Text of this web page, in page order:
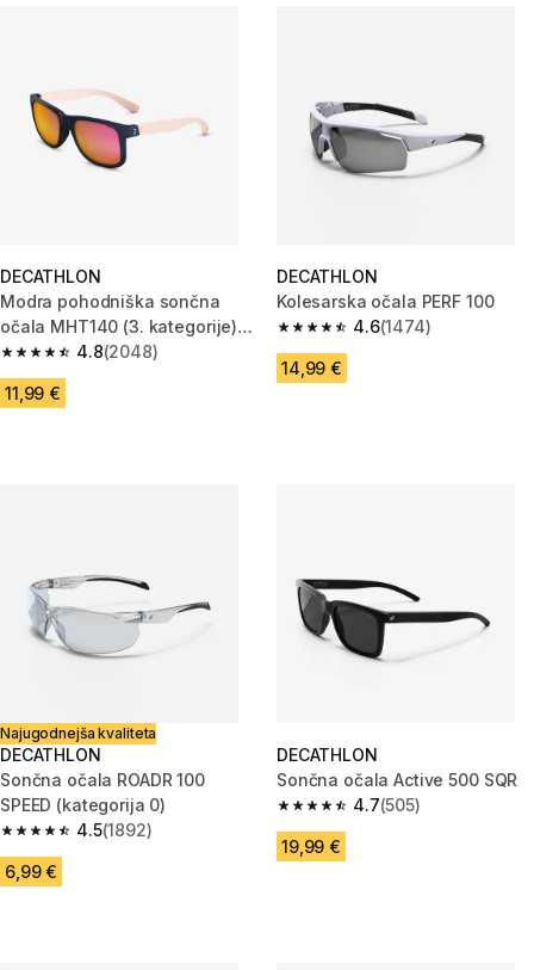
DECATHLON
Modra pohodniška sončna
očala MHT140 (3. kategorije)
za otroke 4.8
4.8 od 5 zvezdic from 2048 ocene
(2048)
11,99 €
DECATHLON
Kolesarska očala PERF 100
4.6
4.6 od 5 zvezdic from 1474
(1474)
14,99 €
Najugodnejša kvaliteta
DECATHLON
Sončna očala ROADR 100
SPEED (kategorija 0)
4.5
4.5 od 5 zvezdic from 1892 ocene
(1892)
6,99 €
DECATHLON
Sončna očala Active 500 SQR
4.7
4.7 od 5 zvezdic from 505
(505)
19,99 €